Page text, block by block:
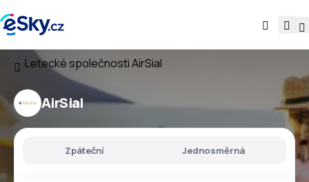
Letecké společnostiAirSial
AirSial
Zpáteční Jednosměrná